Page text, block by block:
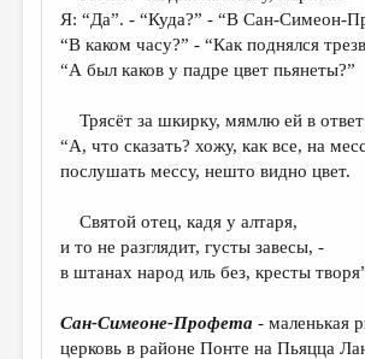
ЭССЕИСТИКА
ЛИТЕРАТУРОВЕДЕНИЕ
ПУБЛИЦИСТИКА
РЕЦЕНЗИРОВАНИЕ
ЦИКЛЫ ПУБЛИКАЦИЙ
ТРЕДИАКОВСКИЙ
ВКОНТАКТЕ
Я: “Да”. - “Куда?” - “В Сан-Симеон-
“В каком часу?” - “Как поднялся
“А был каков у падре цвет пьянеты?”
Трясёт за шкирку, мямлю ей в
“А, что сказать? хожу, как все, на
послушать мессу, нешто видно цвет.
Святой отец, кадя у алтаря,
и то не разглядит, густы завесы, -
в штанах народ иль без, кресты
Сан-Симеоне-Профета - маленькая
церковь в районе Понте на Пьяцца